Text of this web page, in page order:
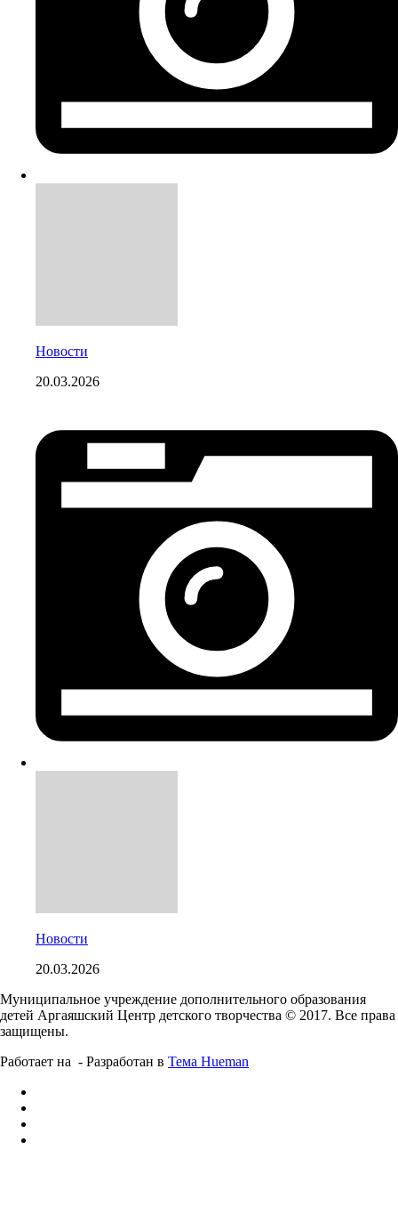
Новости
20.03.2026
Новости
20.03.2026
Муниципальное учреждение дополнительного образования
детей Аргаяшский Центр детского творчества © 2017. Все права
защищены.
Работает на - Разработан в Тема Hueman